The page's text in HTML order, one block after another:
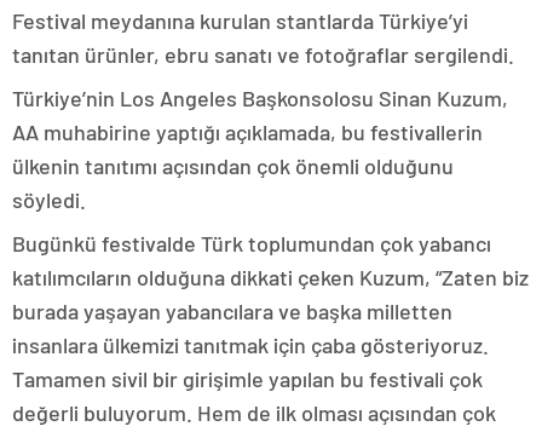
Festival meydanına kurulan stantlarda Türkiye’yi
tanıtan ürünler, ebru sanatı ve fotoğraflar sergilendi.
Türkiye’nin Los Angeles Başkonsolosu Sinan Kuzum,
AA muhabirine yaptığı açıklamada, bu festivallerin
ülkenin tanıtımı açısından çok önemli olduğunu
söyledi.
Bugünkü festivalde Türk toplumundan çok yabancı
katılımcıların olduğuna dikkati çeken Kuzum, “Zaten biz
burada yaşayan yabancılara ve başka milletten
insanlara ülkemizi tanıtmak için çaba gösteriyoruz.
Tamamen sivil bir girişimle yapılan bu festivali çok
değerli buluyorum. Hem de ilk olması açısından çok